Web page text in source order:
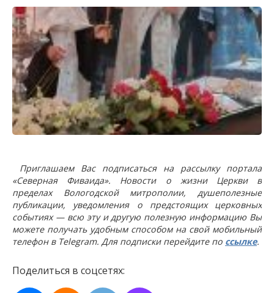
Приглашаем Вас подписаться на рассылку портала
«Северная Фиваида». Новости о жизни Церкви в
пределах Вологодской митрополии, душеполезные
публикации, уведомления о предстоящих церковных
событиях — всю эту и другую полезную информацию Вы
можете получать удобным способом на свой мобильный
телефон в Telegram. Для подписки перейдите по ссылке.
Поделиться в соцсетях: